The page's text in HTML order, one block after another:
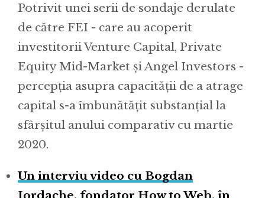
Potrivit unei serii de sondaje derulate
de către FEI - care au acoperit
investitorii Venture Capital, Private
Equity Mid-Market și Angel Investors -
percepția asupra capacității de a atrage
capital s-a îmbunătățit substanțial la
sfârșitul anului comparativ cu martie
2020.
Un interviu video cu Bogdan
Iordache, fondator How to Web, în